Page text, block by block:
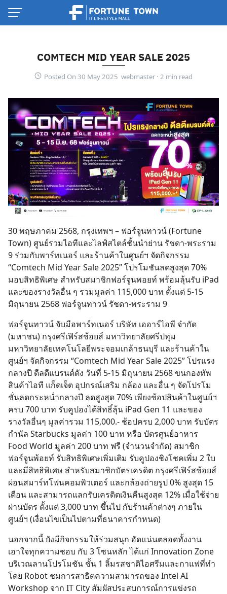
Skip
Thai
English
COMTECH MID YEAR SALE 2025
Posted On 30 May 2025 webmaster ·
30 พฤษภาคม 2568, กรุงเทพฯ – ฟอร์จูนทาวน์ (Fortune
Town) ศูนย์รวมไอทีและไลฟ์สไตล์ชั้นนำย่าน รัชดา-พระราม
9 ร่วมกับพาร์ทเนอร์ และร้านค้าในศูนย์ฯ จัดกิจกรรม
“Comtech Mid Year Sale 2025” โปรโมชันลดสูงสุด 70%
มอบสิทธิพิเศษ สำหรับสมาชิกฟอร์จูนพอยท์ พร้อมลุ้นรับ iPad
และของรางวัลอื่น ๆ รวมมูลค่า 115,000 บาท ตั้งแต่ 5-15
มิถุนายน 2568 ฟอร์จูนทาวน์ รัชดา-พระราม 9
ฟอร์จูนทาวน์ จับมือพาร์ทเนอร์ บริษัท เออาร์ไอพี จำกัด
(มหาชน) กรุงศรีเฟิร์สช้อยส์ มหาวิทยาลัยศรีปทุม
มหาวิทยาลัยเทคโนโลยีพระจอมเกล้าธนบุรี และร้านค้าใน
ศูนย์ฯ จัดกิจกรรม “Comtech Mid Year Sale 2025” โปรแรง
กลางปี ดีลดีแบรนด์ดัง วันที่ 5-15 มิถุนายน 2568 ขนกองทัพ
สินค้าไอที แก็ดเจ็ต อุปกรณ์เสริม กล้อง และอื่น ๆ จัดโปรโม
ชั่นลดกระหน่ำกลางปี ลดสูงสุด 70% เพียงช้อปสินค้าในศูนย์ฯ
ครบ 700 บาท รับคูปองได้สิทธิ์ลุ้น iPad Gen 11 และของ
รางวัลอื่นๆ มูลค่ารวม 115,000.- ช้อปครบ 2,000 บาท รับบัตร
กำนัล Starbucks มูลค่า 100 บาท หรือ บัตรศูนย์อาหาร
Food World มูลค่า 200 บาท ฟรี (จำนวนจำกัด) สมาชิก
ฟอร์จูนพ้อยท์ รับสิทธิพิเศษเพิ่มเติม รับคูปองชิงโชคเพิ่ม 2 ใบ
และมีสิทธิพิเศษ สำหรับสมาชิกบัตรเครดิต กรุงศรีเฟิร์สช้อยส์
ผ่อนสมาร์ทโฟนคอมพิวเตอร์ และกล้องถ่ายรูป 0% สูงสุด 15
เดือน และสามารถแลกรับเครดิตเงินคืนสูงสุด 12% เมื่อใช้จ่าย
ผ่านบัตร ตั้งแต่ 3,000 บาท ขึ้นไป กับร้านค้าต่างๆ ภายใน
ศูนย์ฯ (เงื่อนไขเป็นไปตามที่ธนาคารกำหนด)
นอกจากนี้ ยังมีกิจกรรมให้ร่วมสนุก อัดแน่นตลอดทั้งงาน
เอาใจทุกความชอบ กับ 3 โซนหลัก ได้แก่ Innovation Zone
บริเวณลานโปรโมชัน ชั้น 1 ลิ้มรสชาติไอศรีมและกาแฟที่ทำ
โดย Robot ชมการสาธิตความสามารถของ Intel AI
Workshop จาก IT City สัมผัสประสบการณ์การแข่งรถ